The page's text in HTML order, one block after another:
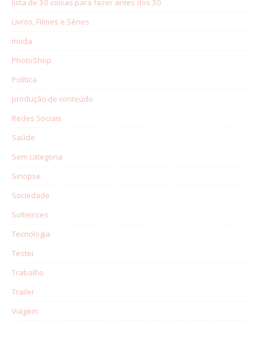
lista de 30 coisas para fazer antes dos 30
Livros, Filmes e Séries
moda
PhotoShop
Política
produção de conteúdo
Redes Sociais
Saúde
Sem categoria
Sinopse
Sociedade
Solteirices
Tecnologia
Testei
Trabalho
Trailer
Viagem